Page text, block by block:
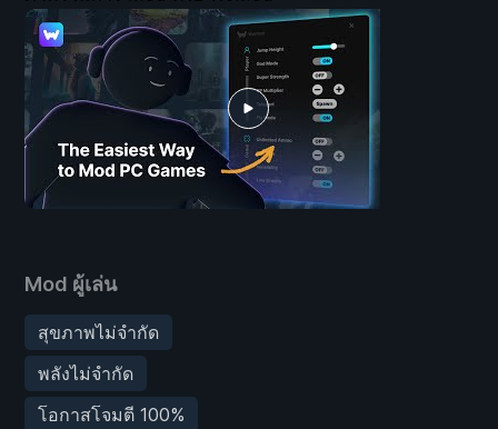
Mod ผู้เล่น
สุขภาพไม่จำกัด
พลังไม่จำกัด
โอกาสโจมตี 100%